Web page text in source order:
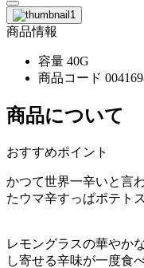
商品情報
容量 40G
商品コード
商品について
おすすめポイント
かつて世界一辛いと言
たウマ辛すっぱポテト
レモングラスの華やか
し寄せる辛味が一度食